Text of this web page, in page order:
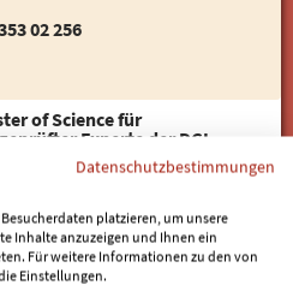
02 256
of Science für
Experte der DGI
Implantat-
mit Eigenlabor
& Partner
43
(Spandau)
Datenschutzbestimmungen
platzieren, um unsere
Inhalte anzuzeigen und Ihnen ein
Für weitere Informationen zu den von
Einstellungen.